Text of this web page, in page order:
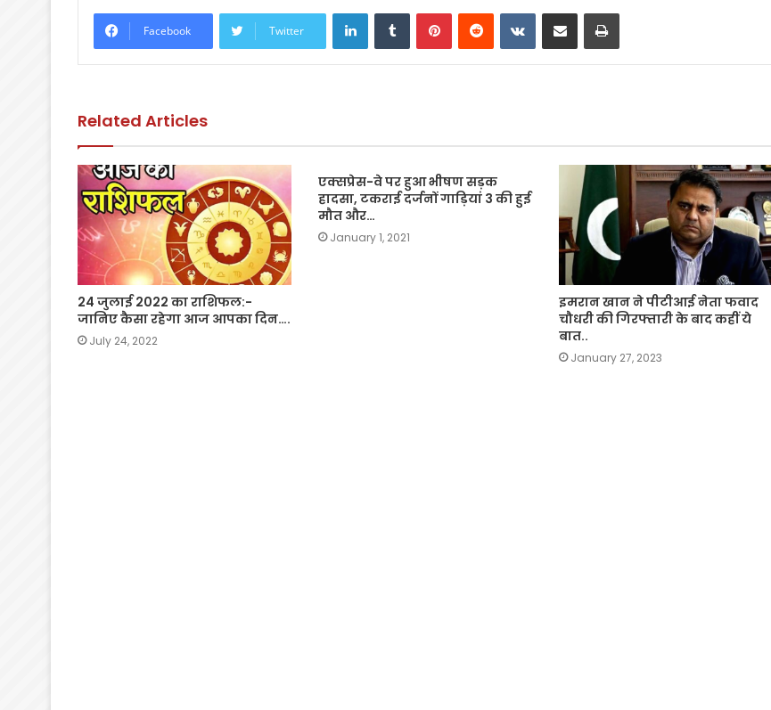
e
b
o
k
er ts
A
p
l y
Li
e
Facebook Twitter
LinkedInTumblrPinterestReddit VKontakte
Share via Email Print
Related Articles
24 जुलाई 2022 का राशिफल:-
जानिए कैसा रहेगा आज आपका दिन….
July 24, 2022
एक्सप्रेस-वे पर हुआ भीषण सड़क
हादसा, टकराई दर्जनों गाड़ियां 3 की हुई
मौत और…
January 1, 2021
इमरान खान ने पीटीआई नेता फवाद
चौधरी की गिरफ्तारी के बाद कहीं ये
बात..
January 27, 2023